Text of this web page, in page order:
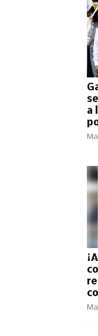
a